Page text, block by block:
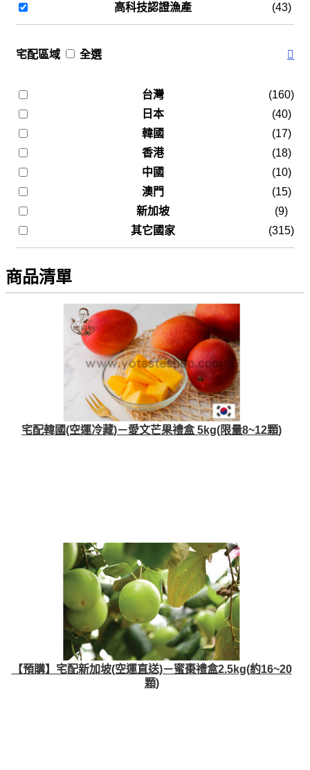
高科技認證漁產
(43)
宅配區域 全選
台灣
(160)
日本
(40)
韓國
(17)
香港
(18)
中國
(10)
澳門
(15)
新加坡
(9)
其它國家
(315)
商品清單
宅配韓國(空運冷藏)－愛文芒果禮盒 5kg(限量8~12顆)
【預購】宅配新加坡(空運直送)－蜜棗禮盒2.5kg(約16~20
顆)